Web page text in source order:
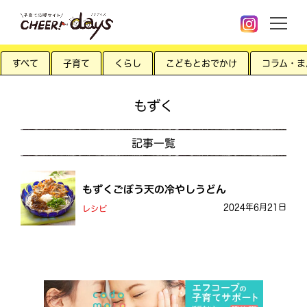
すべて 子育て くらし こどもとおでかけ コラム・
もずく
記事一覧
もずくごぼう天の冷やしうどん
レシピ 2024年6月21日